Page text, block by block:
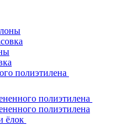
полиэтилена
полиэтилена
полиэтилена
ёлок